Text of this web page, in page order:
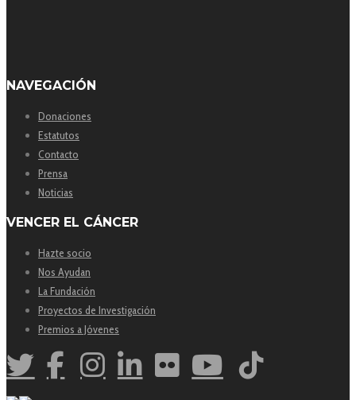
NAVEGACIÓN
Donaciones
Estatutos
Contacto
Prensa
Noticias
VENCER EL CÁNCER
Hazte socio
Nos Ayudan
La Fundación
Proyectos de Investigación
Premios a Jóvenes